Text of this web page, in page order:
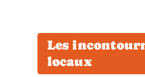
Les
locaux